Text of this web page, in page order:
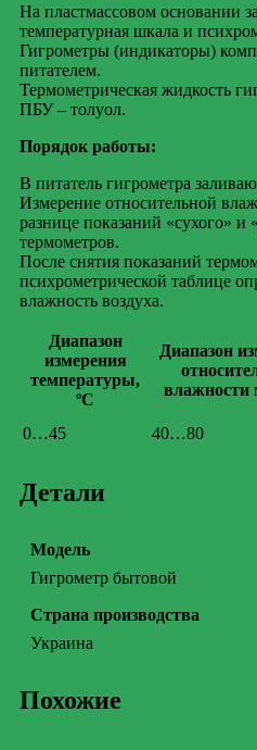
На пластмассовом основании
температурная шкала и
Гигрометры (индикаторы)
питателем.
Термометрическая жидкость
ПБУ – толуол.
Порядок работы:
В питатель гигрометра
Измерение относительной
разнице показаний «сухого» и
термометров.
После снятия показаний
психрометрической таблице
влажность воздуха.
Диапазон
измерения
температуры,
ºC
Диапазон
влажности
0…45 40…80
Детали
Модель
Гигрометр бытовой
Страна производства
Украина
Похожие